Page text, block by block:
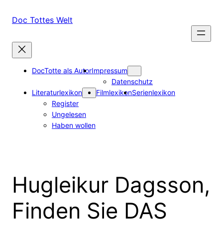
InhaltDoc Tottes Welt
DocTotte als AutorImpressum
Datenschutz
Literaturlexikon
Register
Ungelesen
Haben wollen
FilmlexikonSerienlexikon
Hugleikur Dagsson,
Finden Sie DAS